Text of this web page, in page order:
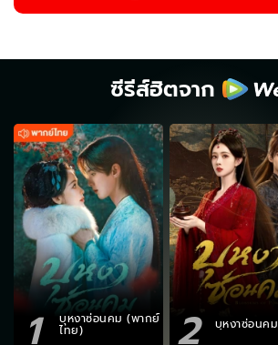
ซีรีส์ฮิตจาก
1 บุหงาซ่อนคม (พากย์
ไทย) 2 บุหงาซ่อนคม